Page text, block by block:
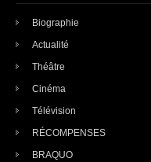
Biographie
Actualité
Théâtre
Cinéma
Télévision
RÉCOMPENSES
BRAQUO